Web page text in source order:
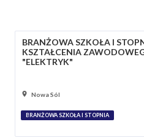
BRANŻOWA SZKOŁA I
KSZTAŁCENIA
"ELEKTRYK"
Nowa Sól
BRANŻOWA SZKOŁA I STOPNIA